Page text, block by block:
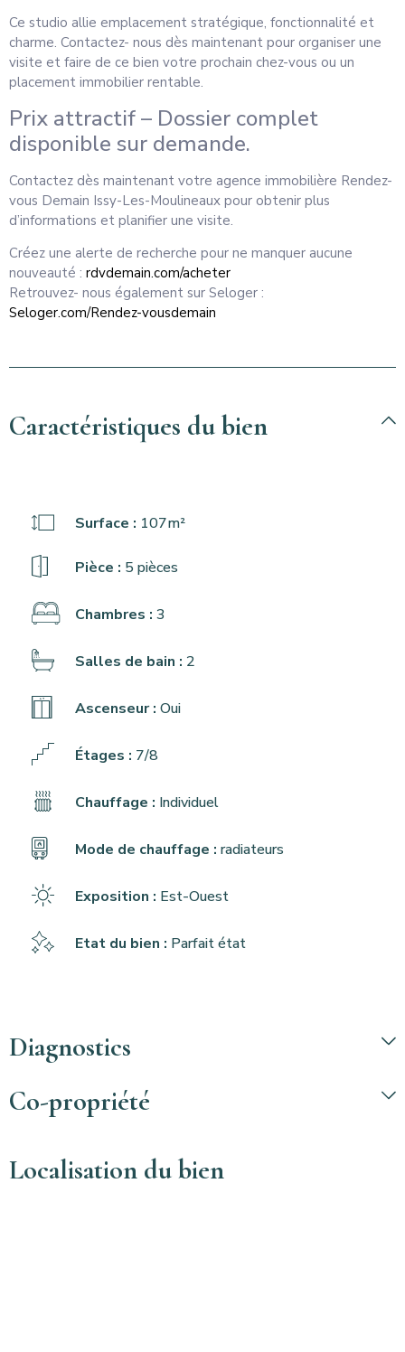
Ce studio allie emplacement stratégique, fonctionnalité et
charme. Contactez- nous dès maintenant pour organiser une
visite et faire de ce bien votre prochain chez-vous ou un
placement immobilier rentable.
Prix attractif – Dossier complet
disponible sur demande.
Contactez dès maintenant votre agence immobilière Rendez-
vous Demain Issy-Les-Moulineaux pour obtenir plus
d’informations et planifier une visite.
Créez une alerte de recherche pour ne manquer aucune
nouveauté : rdvdemain.com/acheter
Retrouvez- nous également sur Seloger :
Seloger.com/Rendez-vousdemain
Caractéristiques du bien
Surface : 107m²
Pièce : 5 pièces
Chambres : 3
Salles de bain : 2
Ascenseur : Oui
Étages : 7/8
Chauffage : Individuel
Mode de chauffage : radiateurs
Exposition : Est-Ouest
Etat du bien : Parfait état
Diagnostics
Co-propriété
Localisation du bien